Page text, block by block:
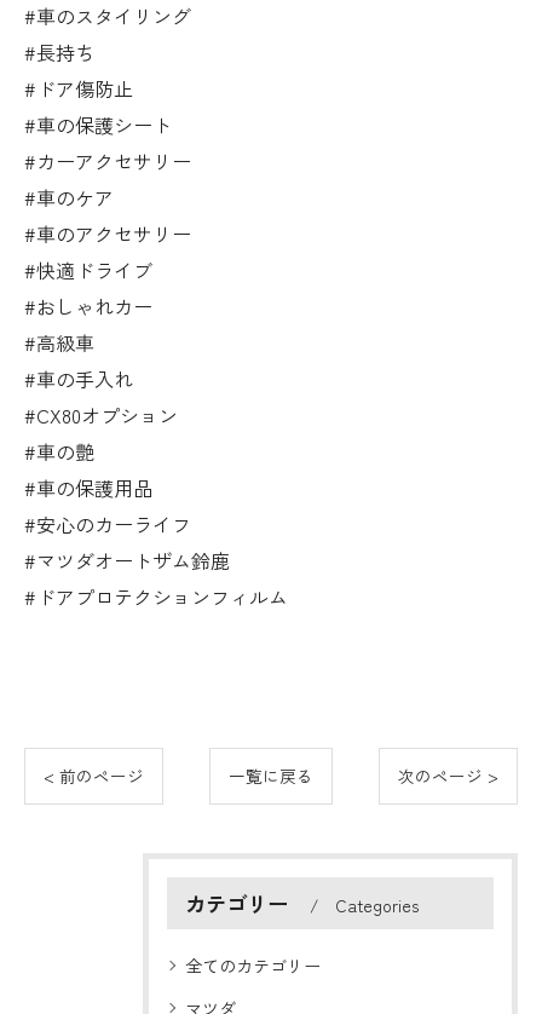
#車のスタイリング
#長持ち
#ドア傷防止
#車の保護シート
#カーアクセサリー
#車のケア
#車のアクセサリー
#快適ドライブ
#おしゃれカー
#高級車
#車の手入れ
#CX80オプション
#車の艶
#車の保護用品
#安心のカーライフ
#マツダオートザム鈴鹿
#ドアプロテクションフィルム
< 前のページ 一覧に戻る 次のページ >
カテゴリー Categories
全てのカテゴリー
マツダ